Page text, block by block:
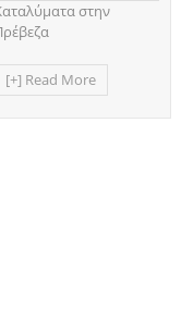
στην
[+] Read More